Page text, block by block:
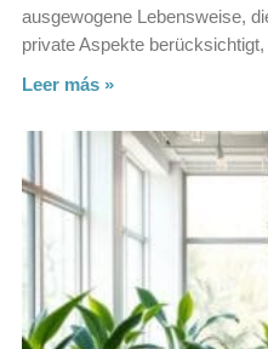
ausgewogene Lebensweise,
private Aspekte
Leer más »